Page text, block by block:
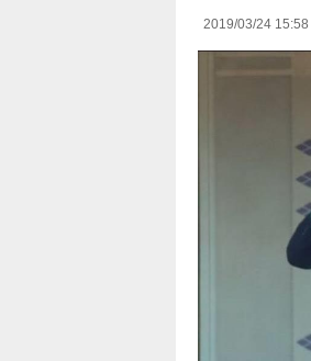
2019/03/24 15:58